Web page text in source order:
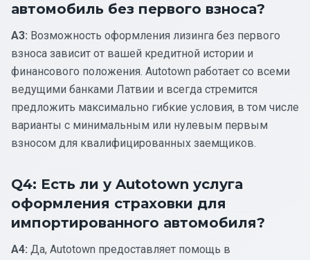
автомобиль без первого взноса?
A3: Возможность оформления лизинга без первого
взноса зависит от вашей кредитной истории и
финансового положения. Autotown работает со всеми
ведущими банками Латвии и всегда стремится
предложить максимально гибкие условия, в том числе
варианты с минимальным или нулевым первым
взносом для квалифицированных заемщиков.
Q4: Есть ли у Autotown услуга
оформления страховки для
импортированного автомобиля?
A4: Да, Autotown предоставляет помощь в